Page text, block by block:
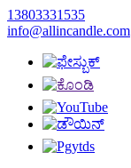
13803331535
info@allincandle.com